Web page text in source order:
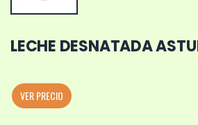
LECHE DESNATADA
VER PRECIO